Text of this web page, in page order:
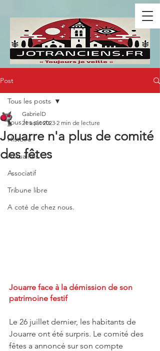
Post
Tous les posts
Histoire
Actualités
Associatif
Tribune libre
A coté de chez nous.
Tous les posts
Jouarre n'a plus de comité
des fêtes
GabrielD
21 août 2023 2 min de lecture
Jouarre face à la démission de son
patrimoine festif
Le 26 juillet dernier, les habitants de
Jouarre ont été surpris. Le comité des
fêtes a annoncé sur son compte